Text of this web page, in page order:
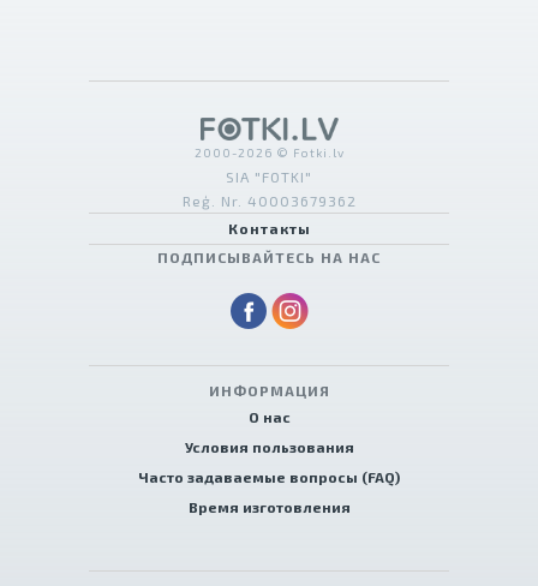
2000-2026 © Fotki.lv
SIA "FOTKI"
Reģ. Nr. 40003679362
Контакты
ПОДПИСЫВАЙТЕСЬ НА НАС
ИНФОРМАЦИЯ
О нас
Условия пользования
Часто задаваемые вопросы (FAQ)
Время изготовления